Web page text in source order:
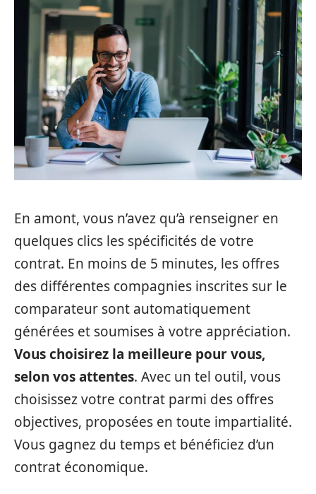
En amont, vous n’avez qu’à renseigner en
quelques clics les spécificités de votre
contrat. En moins de 5 minutes, les offres
des différentes compagnies inscrites sur le
comparateur sont automatiquement
générées et soumises à votre appréciation.
Vous choisirez la meilleure pour vous,
selon vos attentes. Avec un tel outil, vous
choisissez votre contrat parmi des offres
objectives, proposées en toute impartialité.
Vous gagnez du temps et bénéficiez d’un
contrat économique.